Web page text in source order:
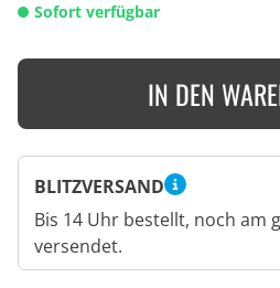
Sofort verfügbar
IN DEN
BLITZVERSAND
Bis 14 Uhr bestellt, noch am
versendet.